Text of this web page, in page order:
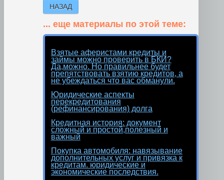
НАЗАД
... еще материалы по этой теме:
Взятые аферистами кредиты и
займы можно проверить в БКИ?
Да,можно. Но правильнее будет
препятствовать взятию кредитов, а
не убеждаться что вас обманули.
Юридические аспекты
перекредитования
(рефинансирования) долга
Кредитная история: документ
сложный и простой,полезный и
важный
Покупка автомобиля: навязывание
дополнительных услуг и привязка к
кредитам. юридические и
экономические последствия.